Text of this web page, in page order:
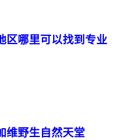
区哪里可以找到专业
维野生自然天堂